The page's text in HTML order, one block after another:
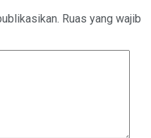
Ruas yang wajib